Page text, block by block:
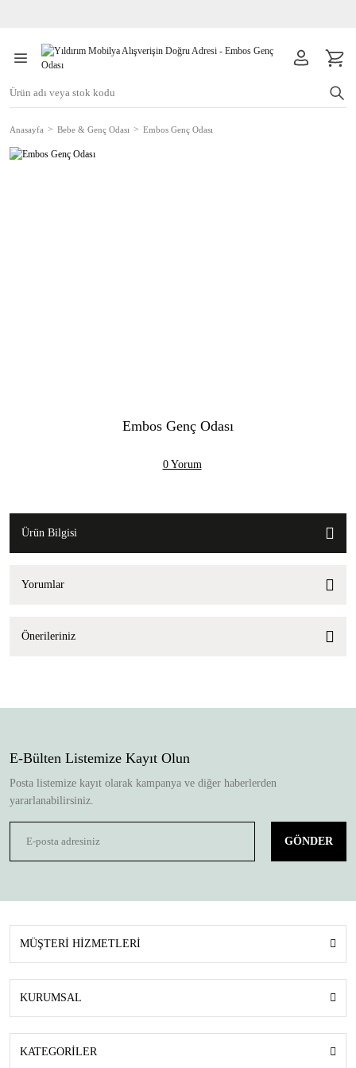
Anasayfa Bebe & Genç Odası Embos Genç Odası
Embos Genç Odası
0 Yorum
Ürün Bilgisi
Yorumlar
Önerileriniz
E-Bülten Listemize Kayıt Olun
Posta listemize kayıt olarak kampanya ve diğer haberlerden
yararlanabilirsiniz.
GÖNDER
MÜŞTERİ HİZMETLERİ
KURUMSAL
KATEGORİLER